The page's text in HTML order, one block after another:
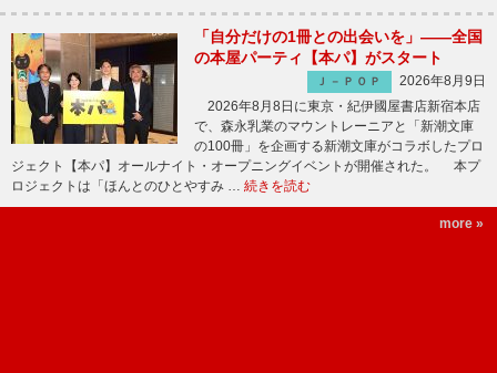
「自分だけの1冊との出会いを」――全国
の本屋パーティ【本パ】がスタート
Ｊ－ＰＯＰ
2026年8月9日
2026年8月8日に東京・紀伊國屋書店新宿本店
で、森永乳業のマウントレーニアと「新潮文庫
の100冊」を企画する新潮文庫がコラボしたプロ
ジェクト【本パ】オールナイト・オープニングイベントが開催された。 本プ
ロジェクトは「ほんとのひとやすみ … 続きを読む
more »